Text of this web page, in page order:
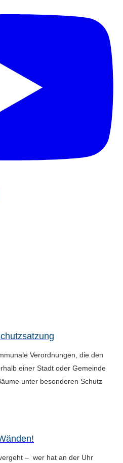
Verordnungen, die den
einer Stadt oder Gemeinde
unter besonderen Schutz
– wer hat an der Uhr